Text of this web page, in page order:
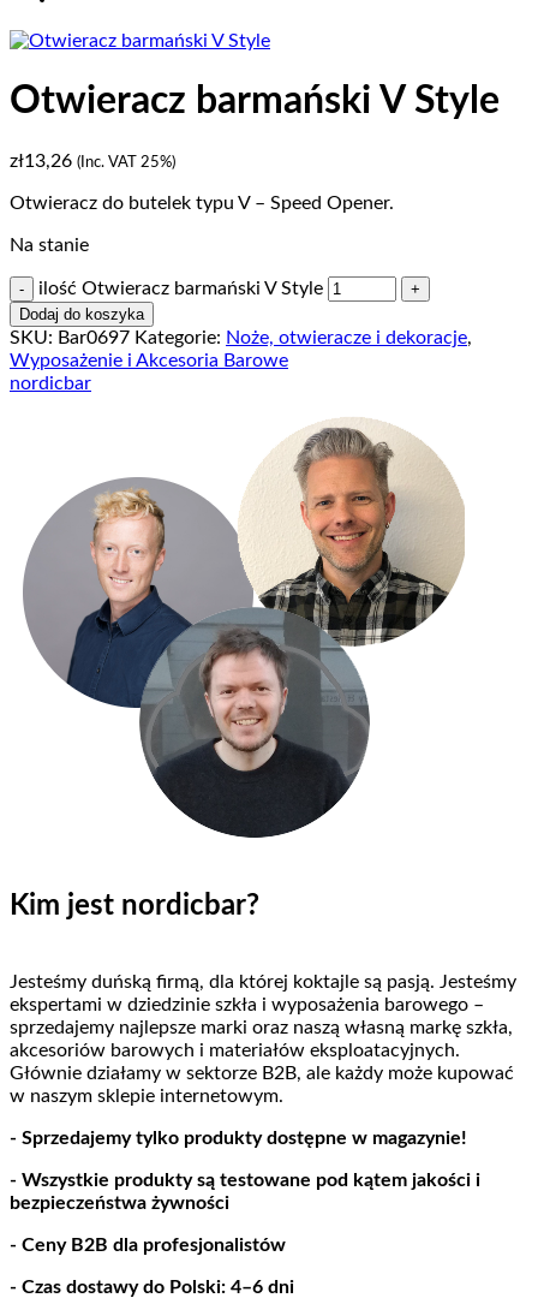
Otwieracz barmański V Style
zł13,26 (Inc. VAT 25%)
Otwieracz do butelek typu V – Speed Opener.
Na stanie
ilość Otwieracz barmański V Style
Dodaj do koszyka
SKU: Bar0697 Kategorie: Noże, otwieracze i dekoracje,
Wyposażenie i Akcesoria Barowe
nordicbar
Kim jest nordicbar?
Jesteśmy duńską firmą, dla której koktajle są pasją. Jesteśmy
ekspertami w dziedzinie szkła i wyposażenia barowego –
sprzedajemy najlepsze marki oraz naszą własną markę szkła,
akcesoriów barowych i materiałów eksploatacyjnych.
Głównie działamy w sektorze B2B, ale każdy może kupować
w naszym sklepie internetowym.
- Sprzedajemy tylko produkty dostępne w magazynie!
- Wszystkie produkty są testowane pod kątem jakości i
bezpieczeństwa żywności
- Ceny B2B dla profesjonalistów
- Czas dostawy do Polski: 4–6 dni